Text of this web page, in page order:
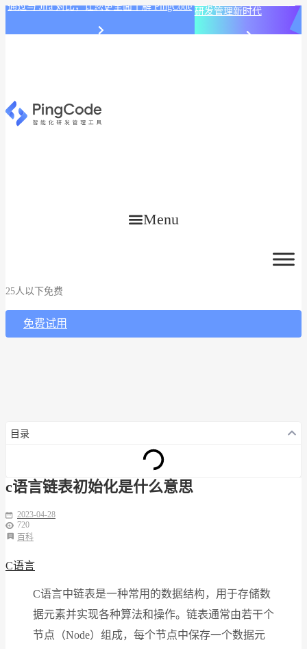
通过与 Jira 对比，让您更全面了解 PingCode 研发管理新时代
Menu
25人以下免费
免费试用
目录
c语言链表初始化是什么意思
2023-04-28
720
百科
C语言
C语言中链表是一种常用的数据结构，用于存储数
据元素并实现各种算法和操作。链表通常由若干个
节点（Node）组成，每个节点中保存一个数据元